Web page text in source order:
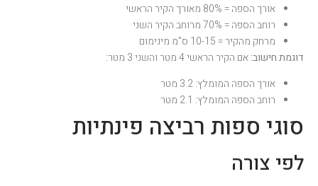
אורך הספה = 80% מאורך הקיר הראשי
רוחב הספה = 70% מרוחב הקיר השני
מרחק מהקיר = 10-15 ס"מ מינימום
דוגמת חישוב:אם הקיר הראשי 4 מטר והשני 3 מטר:
אורך הספה המומלץ: 3.2 מטר
רוחב הספה המומלץ: 2.1 מטר
סוגי ספות רביצה פינתיות
לפי צורה